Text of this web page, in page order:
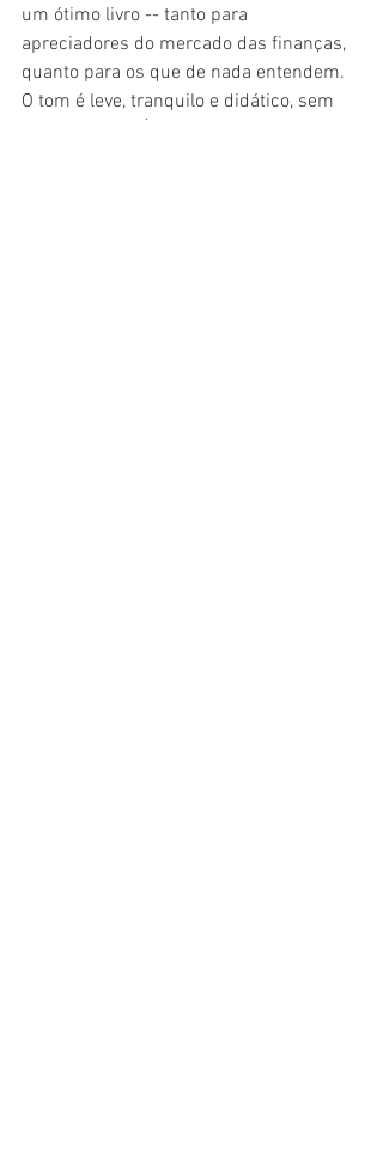
um ótimo livro -- tanto para
apreciadores do mercado das finanças,
quanto para os que de nada entendem.
O tom é leve, tranquilo e didático, sem